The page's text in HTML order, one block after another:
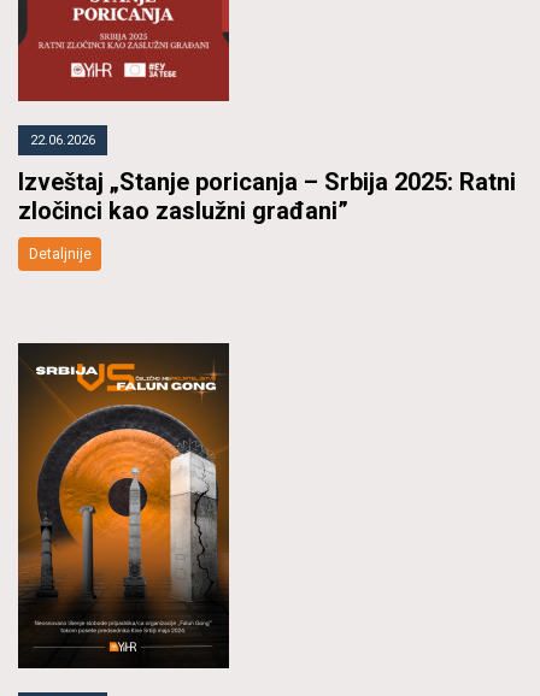
22.06.2026
Izveštaj „Stanje poricanja – Srbija 2025: Ratni
zločinci kao zaslužni građani”
Detaljnije